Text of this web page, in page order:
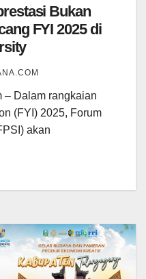
Bukan
FYI 2025 di
– Dalam rangkaian
(FYI) 2025, Forum
akan